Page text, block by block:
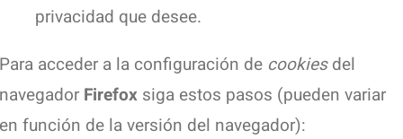
privacidad que desee.
Para acceder a la configuración de cookiesdel
navegador Firefox siga estos pasos (pueden variar
en función de la versión del navegador):